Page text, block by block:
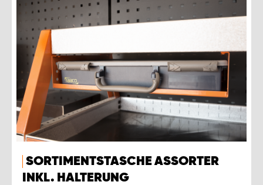
SORTIMENTSTASCHE ASSORTER
INKL. HALTERUNG